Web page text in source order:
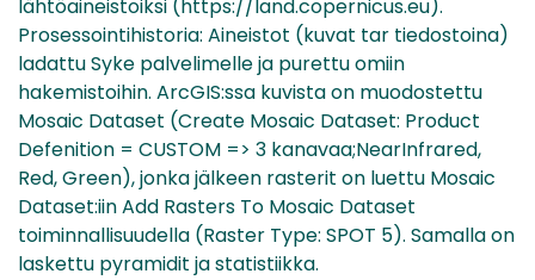
lähtöaineistoiksi (https://land.copernicus.eu).
Prosessointihistoria: Aineistot (kuvat tar tiedostoina)
ladattu Syke palvelimelle ja purettu omiin
hakemistoihin. ArcGIS:ssa kuvista on muodostettu
Mosaic Dataset (Create Mosaic Dataset: Product
Defenition = CUSTOM => 3 kanavaa;NearInfrared,
Red, Green), jonka jälkeen rasterit on luettu Mosaic
Dataset:iin Add Rasters To Mosaic Dataset
toiminnallisuudella (Raster Type: SPOT 5). Samalla on
laskettu pyramidit ja statistiikka.